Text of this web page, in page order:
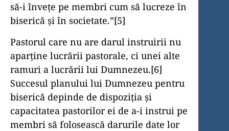
să-i înveţe pe membri cum să lucreze în
biserică şi în societate.”[5]
Pastorul care nu are darul instruirii nu
aparţine lucrării pastorale, ci unei alte
ramuri a lucrării lui Dumnezeu.[6]
Succesul planului lui Dumnezeu pentru
biserică depinde de dispoziţia şi
capacitatea pastorilor ei de a-i instrui pe
membri să folosească darurile date lor